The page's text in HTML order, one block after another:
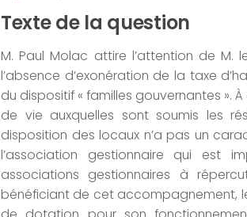
Texte de la question
M. Paul Molac attire l’attention de M.
l’absence d’exonération de la taxe
du dispositif « familles gouvernantes ».
de vie auxquelles sont soumis les
disposition des locaux n’a pas un
l’association gestionnaire qui est
associations gestionnaires à
bénéficiant de cet accompagnement,